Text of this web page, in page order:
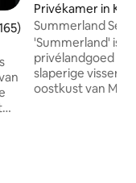
beoordeling van
Privékamer in
Summerland
Terengganu, M
'Summerland' is
privélandgoed
slaperige
oostkust van Maleisië. Als je